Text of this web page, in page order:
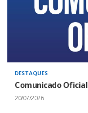
DESTAQUES
Comunicado Oficial
20/07/2026